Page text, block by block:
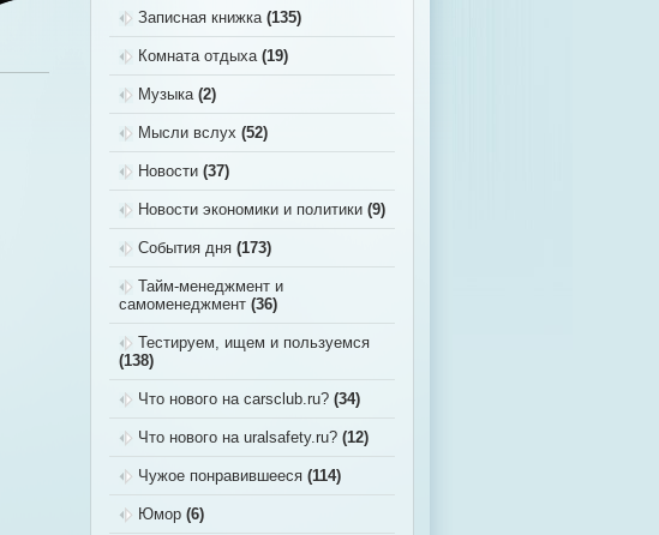
Записная книжка(135)
Комната отдыха(19)
Музыка(2)
Мысли вслух (52)
Новости (37)
Новости экономики и политики (9)
События дня (173)
Тайм-менеджмент и
самоменеджмент (36)
Тестируем, ищем и пользуемся
(138)
Что нового на carsclub.ru? (34)
Что нового на uralsafety.ru? (12)
Чужое понравившееся (114)
Юмор (6)